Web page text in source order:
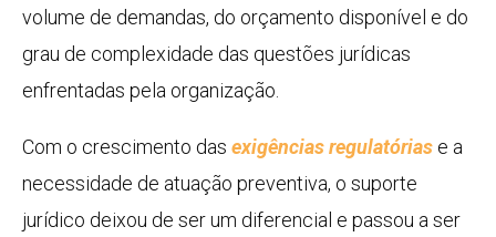
volume de demandas, do orçamento disponível e do
grau de complexidade das questões jurídicas
enfrentadas pela organização.
Com o crescimento das exigências regulatórias e a
necessidade de atuação preventiva, o suporte
jurídico deixou de ser um diferencial e passou a ser